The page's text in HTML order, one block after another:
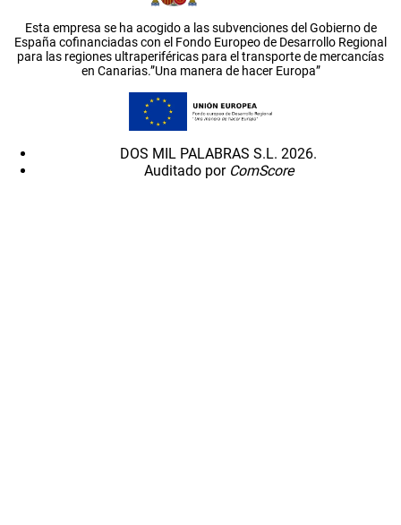
Esta empresa se ha acogido a las subvenciones del Gobierno de
España cofinanciadas con el Fondo Europeo de Desarrollo Regional
para las regiones ultraperiféricas para el transporte de mercancías
en Canarias.”Una manera de hacer Europa”
DOS MIL PALABRAS S.L. 2026.
Auditado por ComScore